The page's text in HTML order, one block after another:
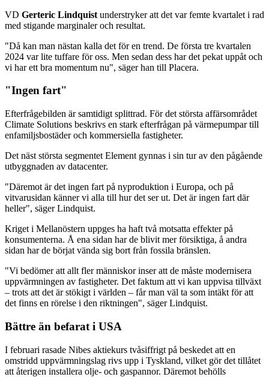
VD Gerteric Lindquist understryker att det var femte kvartalet i rad
med stigande marginaler och resultat.
"Då kan man nästan kalla det för en trend. De första tre kvartalen
2024 var lite tuffare för oss. Men sedan dess har det pekat uppåt och
vi har ett bra momentum nu", säger han till Placera.
"Ingen fart"
Efterfrågebilden är samtidigt splittrad. För det största affärsområdet
Climate Solutions beskrivs en stark efterfrågan på värmepumpar till
enfamiljsbostäder och kommersiella fastigheter.
Det näst största segmentet Element gynnas i sin tur av den pågående
utbyggnaden av datacenter.
"Däremot är det ingen fart på nyproduktion i Europa, och på
vitvarusidan känner vi alla till hur det ser ut. Det är ingen fart där
heller", säger Lindquist.
Kriget i Mellanöstern uppges ha haft två motsatta effekter på
konsumenterna. Å ena sidan har de blivit mer försiktiga, å andra
sidan har de börjat vända sig bort från fossila bränslen.
"Vi bedömer att allt fler människor inser att de måste modernisera
uppvärmningen av fastigheter. Det faktum att vi kan uppvisa tillväxt
– trots att det är stökigt i världen – får man väl ta som intäkt för att
det finns en rörelse i den riktningen", säger Lindquist.
Bättre än befarat i USA
I februari rasade Nibes aktiekurs tvåsiffrigt på beskedet att en
omstridd uppvärmningslag rivs upp i Tyskland, vilket gör det tillåtet
att återigen installera olje- och gaspannor. Däremot behölls